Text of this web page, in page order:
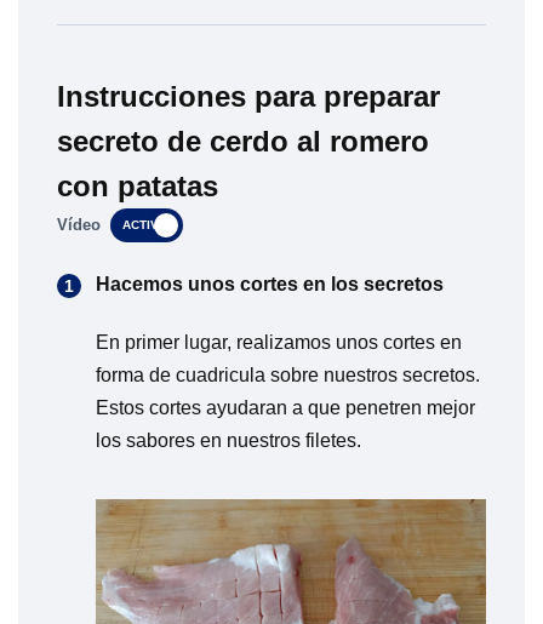
Instrucciones para preparar
secreto de cerdo al romero
con patatas
Vídeo ACTIVO
Hacemos unos cortes en los secretos
En primer lugar, realizamos unos cortes en
forma de cuadricula sobre nuestros secretos.
Estos cortes ayudaran a que penetren mejor
los sabores en nuestros filetes.